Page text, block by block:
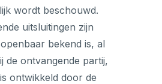
wordt beschouwd.
uitsluitingen zijn
bekend is, al
de ontvangende partij,
ontwikkeld door de